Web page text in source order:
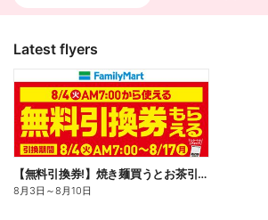
Latest flyers
【無料引換券!】焼き麺買うとお茶引換券貰える!
8月3日 ～8月10日